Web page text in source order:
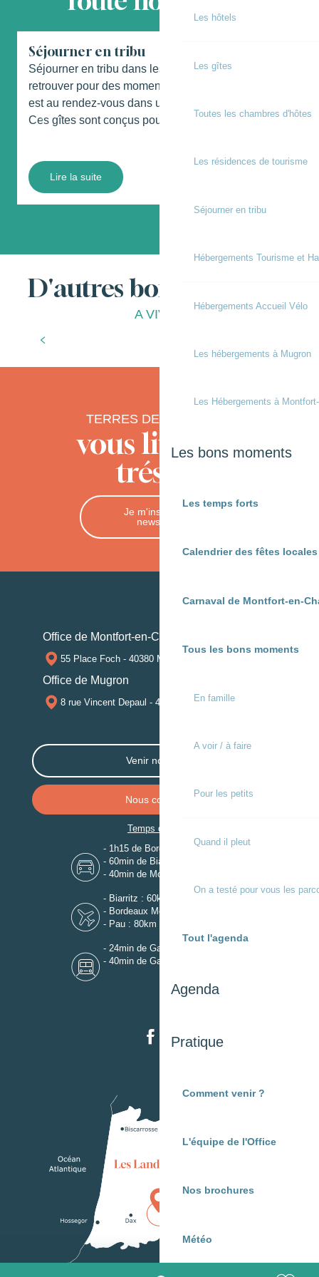
Les hôtels
Les gîtes
Toutes les chambres d'hôtes
Les résidences de tourisme
Séjourner en tribu
Hébergements Tourisme et
Hébergements Accueil Vélo
Les hébergements à Mugron
Les Hébergements à
Les bons moments
Les temps forts
Calendrier des fêtes
Carnaval de Montfort-en-
Tous les bons moments
En famille
A voir / à faire
Pour les petits
Quand il pleut
On a testé pour vous les
Tout l'agenda
Agenda
Pratique
Comment venir ?
L'équipe de l'Office
Nos brochures
Météo
Séjourner en tribu
Séjourner en tribu dans les Landes, c’est se
retrouver pour des moments festifs où la convivialité
est au rendez-vous dans un gîte à grande capacité.
Ces gîtes sont conçus pour...
Lire la suite
D'autres bonnes choses
A VIVRE
Les bons coins
TERRES DE CHALOSSE
vous livre ses
trésors
Je m'inscris à la
newsletter
Office de Montfort-en-Chalosse
55 Place Foch - 40380 MONTFORT-EN-CHALOSSE
Office de Mugron
8 rue Vincent Depaul - 40250 MUGRON
Venir nous voir
Nous contacter
Temps de trajet
- 1h15 de Bordeaux
- 60min de Biarritz
- 40min de Mont-de-Marsan
- Biarritz : 60km
- Bordeaux Mérignac : 110km
- Pau : 80km
- 24min de Gare de Dax
- 40min de Gare de Mont-de-Marsan